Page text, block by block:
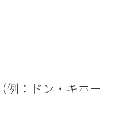
例：ドン・キホー